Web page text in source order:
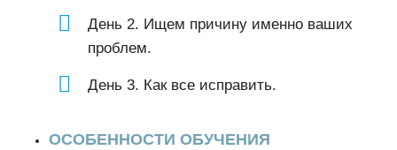
День 2. Ищем причину именно ваших
проблем.
День 3. Как все исправить.
ОСОБЕННОСТИ ОБУЧЕНИЯ